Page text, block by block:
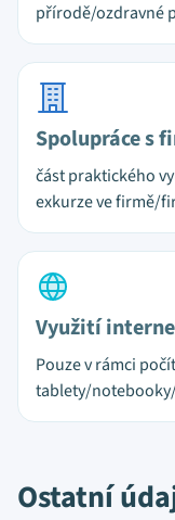
přírodě/ozdravné
Spolupráce s
část praktického
exkurze ve firmě/
Využití
Pouze v rámci
tablety/
Ostatní